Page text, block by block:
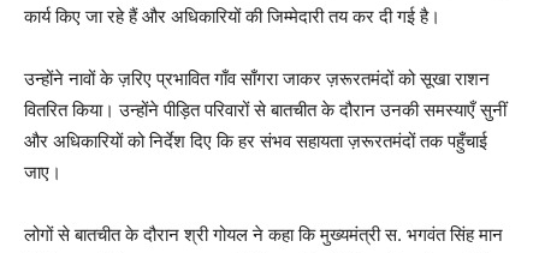
कार्य किए जा रहे हैं और अधिकारियों की जिम्मेदारी तय कर दी गई है।
उन्होंने नावों के ज़रिए प्रभावित गाँव साँगरा जाकर ज़रूरतमंदों को सूखा राशन
वितरित किया। उन्होंने पीड़ित परिवारों से बातचीत के दौरान उनकी समस्याएँ सुनीं
और अधिकारियों को निर्देश दिए कि हर संभव सहायता ज़रूरतमंदों तक पहुँचाई
जाए।
लोगों से बातचीत के दौरान श्री गोयल ने कहा कि मुख्यमंत्री स. भगवंत सिंह मान